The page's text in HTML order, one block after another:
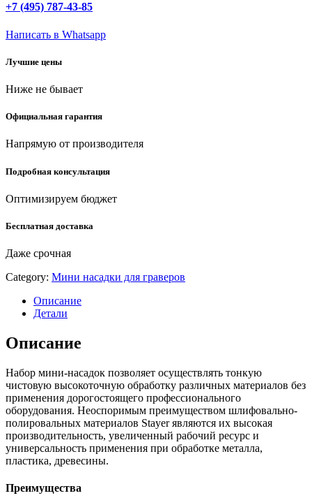
насадки
гравировальных
(29906-
quantity
+7 (495) 787-43-85
Написать в Whatsapp
Лучшие цены
Ниже не бывает
Официальная гарантия
Напрямую от производителя
Подробная консультация
Оптимизируем бюджет
Бесплатная доставка
Даже срочная
Category: Мини насадки для граверов
Описание
Детали
Описание
Набор мини-насадок позволяет осуществлять тонкую
чистовую высокоточную обработку различных материалов без
применения дорогостоящего профессионального
оборудования. Неоспоримым преимуществом шлифовально-
полировальных материалов Stayer являются их высокая
производительность, увеличенный рабочий ресурс и
универсальность применения при обработке металла,
пластика, древесины.
Преимущества